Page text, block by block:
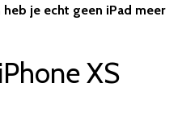
heb je echt geen iPad meer
XS